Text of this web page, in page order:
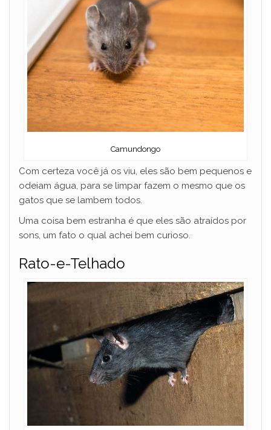
Camundongo
Com certeza você já os viu, eles são bem pequenos e
odeiam água, para se limpar fazem o mesmo que os
gatos que se lambem todos.
Uma coisa bem estranha é que eles são atraídos por
sons, um fato o qual achei bem curioso.
Rato-e-Telhado